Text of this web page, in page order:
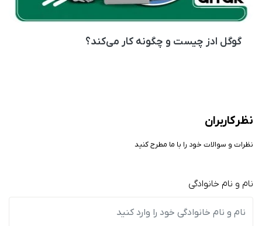
گوگل ادز چیست و چگونه کار می‌کند؟
نظر کاربران
نظرات و سوالات خود را با ما مطرح کنید
نام و نام خانوادگی